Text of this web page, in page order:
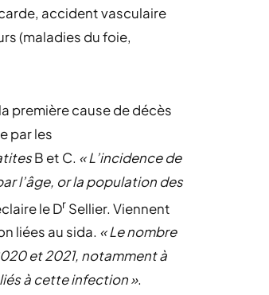
accident vasculaire
(maladies du foie,
première cause de décès
par les
B et C. « L’incidence de
l’âge, or la population des
le Dr Sellier. Viennent
liées au sida. « Le nombre
et 2021, notamment à
à cette infection ».